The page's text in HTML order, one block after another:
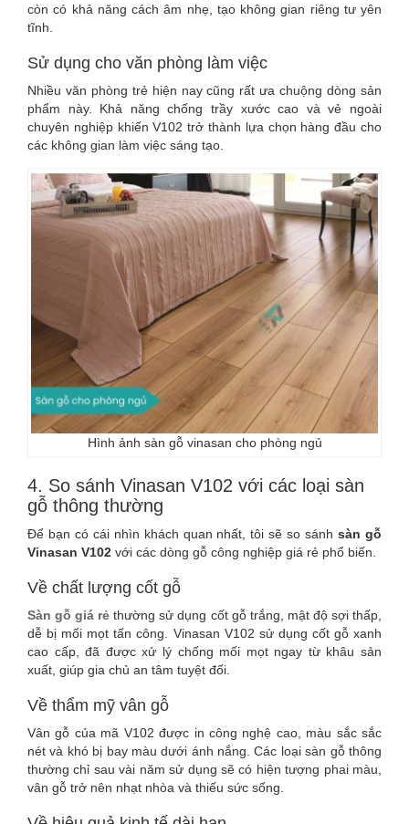
còn có khả năng cách âm nhẹ, tạo không gian riêng tư yên
tĩnh.
Sử dụng cho văn phòng làm việc
Nhiều văn phòng trẻ hiện nay cũng rất ưa chuộng dòng sản
phẩm này. Khả năng chống trầy xước cao và vẻ ngoài
chuyên nghiệp khiến V102 trở thành lựa chọn hàng đầu cho
các không gian làm việc sáng tạo.
Hình ảnh sàn gỗ vinasan cho phòng ngủ
4. So sánh Vinasan V102 với các loại sàn
gỗ thông thường
Để bạn có cái nhìn khách quan nhất, tôi sẽ so sánhsàn gỗ
Vinasan V102 với các dòng gỗ công nghiệp giá rẻ phổ biến.
Về chất lượng cốt gỗ
Sàn gỗ giá rẻ thường sử dụng cốt gỗ trắng, mật độ sợi thấp,
dễ bị mối mọt tấn công. Vinasan V102 sử dụng cốt gỗ xanh
cao cấp, đã được xử lý chống mối mọt ngay từ khâu sản
xuất, giúp gia chủ an tâm tuyệt đối.
Về thẩm mỹ vân gỗ
Vân gỗ của mã V102 được in công nghệ cao, màu sắc sắc
nét và khó bị bay màu dưới ánh nắng. Các loại sàn gỗ thông
thường chỉ sau vài năm sử dụng sẽ có hiện tượng phai màu,
vân gỗ trở nên nhạt nhòa và thiếu sức sống.